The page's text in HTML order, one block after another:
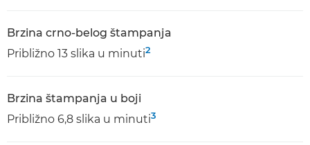
Brzina crno-belog štampanja
Približno 13 slika u minuti2
Brzina štampanja u boji
Približno 6,8 slika u minuti3